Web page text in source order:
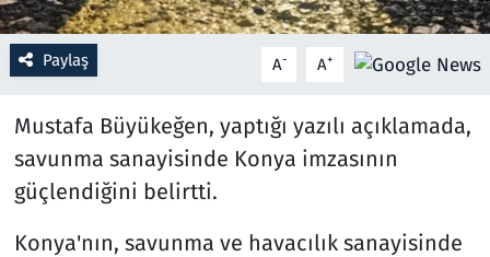
Paylaş A- A+
Mustafa Büyükeğen, yaptığı yazılı açıklamada,
savunma sanayisinde Konya imzasının
güçlendiğini belirtti.
Konya'nın, savunma ve havacılık sanayisinde
Seçim 2023
Teknoloji ve Bilim
Televizyon